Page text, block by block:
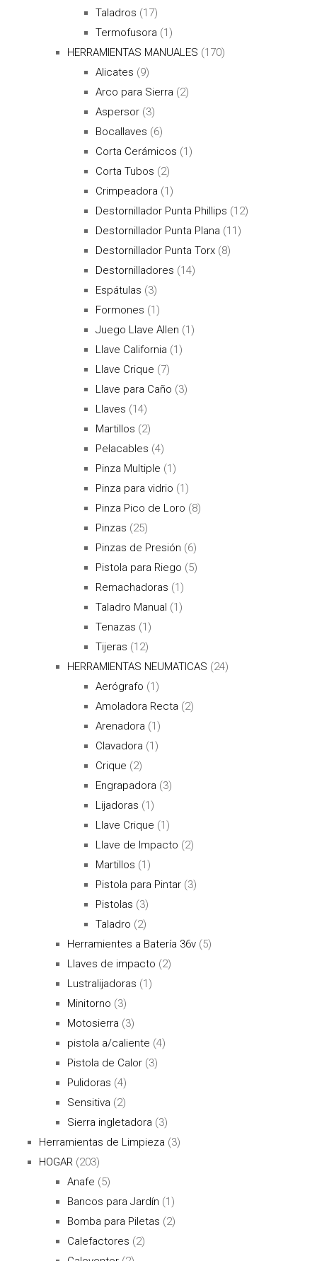
Taladros (17)
Termofusora (1)
HERRAMIENTAS MANUALES (170)
Alicates (9)
Arco para Sierra (2)
Aspersor (3)
Bocallaves (6)
Corta Cerámicos (1)
Corta Tubos (2)
Crimpeadora (1)
Destornillador Punta Phillips (12)
Destornillador Punta Plana (11)
Destornillador Punta Torx (8)
Destornilladores (14)
Espátulas (3)
Formones (1)
Juego Llave Allen (1)
Llave California (1)
Llave Crique (7)
Llave para Caño (3)
Llaves (14)
Martillos (2)
Pelacables (4)
Pinza Multiple (1)
Pinza para vidrio (1)
Pinza Pico de Loro (8)
Pinzas (25)
Pinzas de Presión (6)
Pistola para Riego (5)
Remachadoras (1)
Taladro Manual (1)
Tenazas (1)
Tijeras (12)
HERRAMIENTAS NEUMATICAS (24)
Aerógrafo (1)
Amoladora Recta (2)
Arenadora (1)
Clavadora (1)
Crique (2)
Engrapadora (3)
Lijadoras (1)
Llave Crique (1)
Llave de Impacto (2)
Martillos (1)
Pistola para Pintar (3)
Pistolas (3)
Taladro (2)
Herramientes a Batería 36v (5)
Llaves de impacto (2)
Lustralijadoras (1)
Minitorno (3)
Motosierra (3)
pistola a/caliente (4)
Pistola de Calor (3)
Pulidoras (4)
Sensitiva (2)
Sierra ingletadora (3)
Herramientas de Limpieza (3)
HOGAR (203)
Anafe (5)
Bancos para Jardín (1)
Bomba para Piletas (2)
Calefactores (2)